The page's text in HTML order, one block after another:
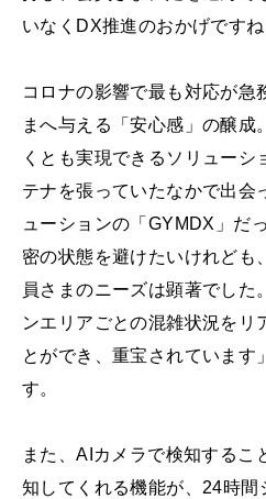
いなくDX推進のおかげです
コロナの影響で最も対応が急
まへ与える「安心感」の醸成
くとも実現できるソリューシ
テナを張っていたなかで出会
ューションの「GYMDX」だ
密の状態を避けたいけれども
員さまのニーズは顕著でした
ンエリアごとの混雑状況をリ
とができ、重宝されています
す。
また、AIカメラで検知するこ
知してくれる機能が、24時間